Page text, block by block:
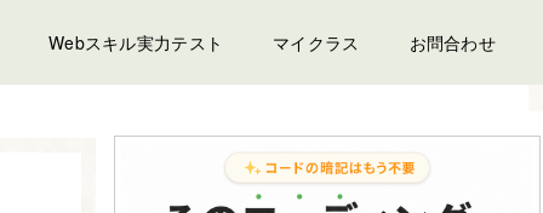
Webスキル実力テスト マイクラス お問合わせ